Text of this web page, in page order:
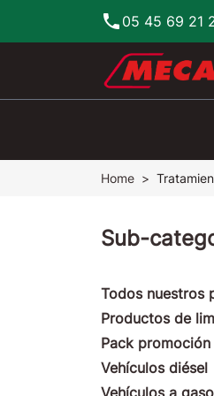
phone 05 45 69 21
Home
Sub-
Todos nuestros
Productos de
Pack promoción
Vehículos diésel
Vehículos a